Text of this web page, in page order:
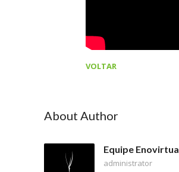
VOLTAR
About Author
Equipe Enovirtua
administrator